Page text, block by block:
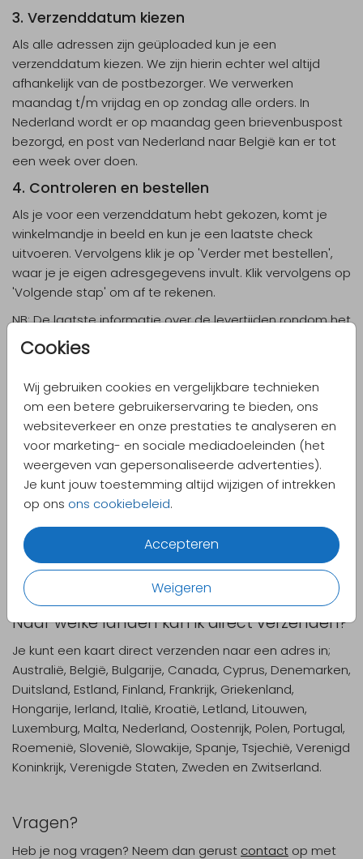
Cookies
Wij gebruiken cookies en vergelijkbare technieken
om een betere gebruikerservaring te bieden, ons
websiteverkeer en onze prestaties te analyseren en
voor marketing- en sociale mediadoeleinden (het
weergeven van gepersonaliseerde advertenties).
Je kunt jouw toestemming altijd wijzigen of intrekken
op ons ons cookiebeleid.
Accepteren
Weigeren
3. Verzenddatum kiezen
Als alle adressen zijn geüploaded kun je een
verzenddatum kiezen. We zijn hierin echter wel altijd
afhankelijk van de postbezorger. We verwerken
maandag t/m vrijdag en op zondag alle orders. In
Nederland wordt er op maandag geen brievenbuspost
bezorgd, en post van Nederland naar België kan er tot
een week over doen.
4. Controleren en bestellen
Als je voor een verzenddatum hebt gekozen, komt je
winkelmandje in beeld en kun je een laatste check
uitvoeren. Vervolgens klik je op 'Verder met bestellen',
waar je je eigen adresgegevens invult. Klik vervolgens op
'Volgende stap' om af te rekenen.
NB: De laatste informatie over de levertijden rondom het
coronavirus vind je op onze
En lees meer over de
Kosten directe verzending
Per geadresseerde zijn de kosten € 1,44 (exclusief
drukkosten). Deze prijs is als volgt opgebouwd:
Postzegel (frankeerkosten Nederland tot 20 gram € 0,91)
Kaart in envelop steken
Directe verzending buiten Nederland tot 20 gram is €
2,03 per geadresseerde.
Naar welke landen kan ik direct verzenden?
Je kunt een kaart direct verzenden naar een adres in;
Australië, België, Bulgarije, Canada, Cyprus, Denemarken,
Duitsland, Estland, Finland, Frankrijk, Griekenland,
Hongarije, Ierland, Italië, Kroatië, Letland, Litouwen,
Luxemburg, Malta, Nederland, Oostenrijk, Polen, Portugal,
Roemenië, Slovenië, Slowakije, Spanje, Tsjechië, Verenigd
Koninkrijk, Verenigde Staten, Zweden en Zwitserland.
Vragen?
Heb je nog vragen? Neem dan gerust contact op met